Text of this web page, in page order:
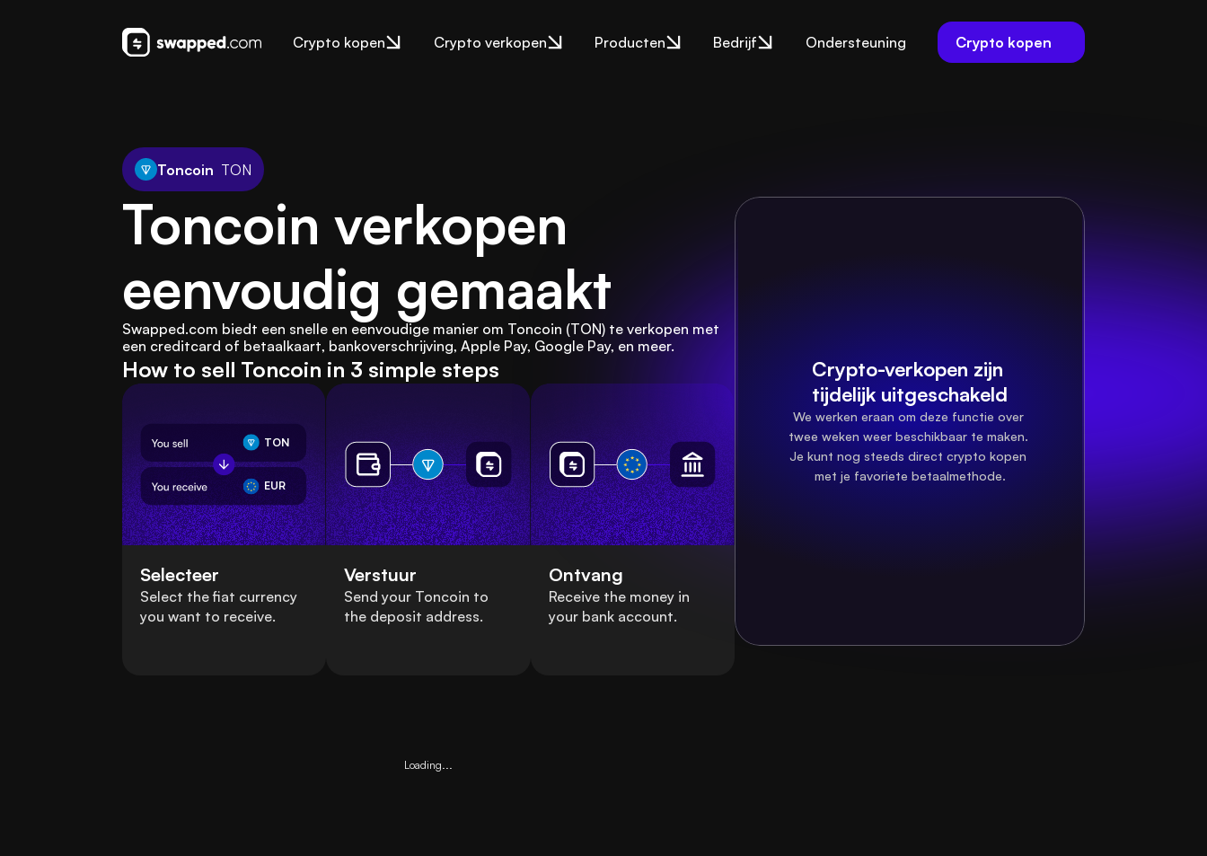
Crypto kopen Crypto verkopen Producten Bedrijf Ondersteuning Crypto kopen
Toncoin TON
Toncoin verkopen
eenvoudig gemaakt
Swapped.com biedt een snelle en eenvoudige manier om Toncoin (TON) te verkopen met
een creditcard of betaalkaart, bankoverschrijving, Apple Pay, Google Pay, en meer.
How to sell Toncoin in 3 simple steps
TON
EUR
Selecteer
Select the fiat currency
you want to receive.
Verstuur
Send your Toncoin to
the deposit address.
Ontvang
Receive the money in
your bank account.
Loading...
Crypto-verkopen zijn
tijdelijk uitgeschakeld
We werken eraan om deze functie over
twee weken weer beschikbaar te maken.
Je kunt nog steeds direct crypto kopen
met je favoriete betaalmethode.